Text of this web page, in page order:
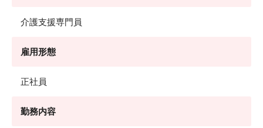
介護支援専門員
雇用形態
正社員
勤務内容